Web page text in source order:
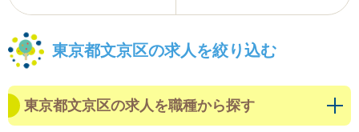
東京都文京区の求人を絞り込む
東京都文京区の求人を職種から探す